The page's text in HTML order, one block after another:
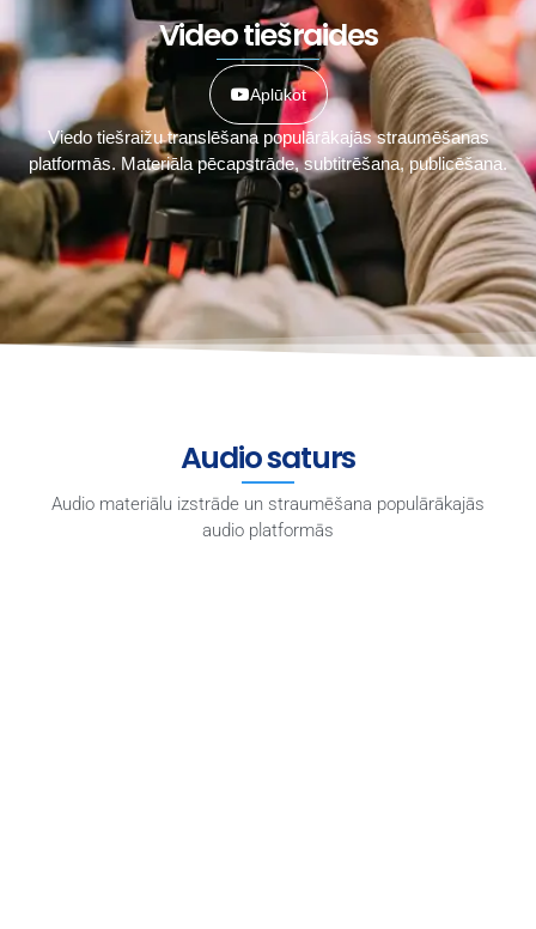
Video tiešraides
Aplūkot
Viedo tiešraižu translēšana populārākajās straumēšanas
platformās. Materiāla pēcapstrāde, subtitrēšana, publicēšana.
Audio saturs
Audio materiālu izstrāde un straumēšana populārākajās
audio platformās